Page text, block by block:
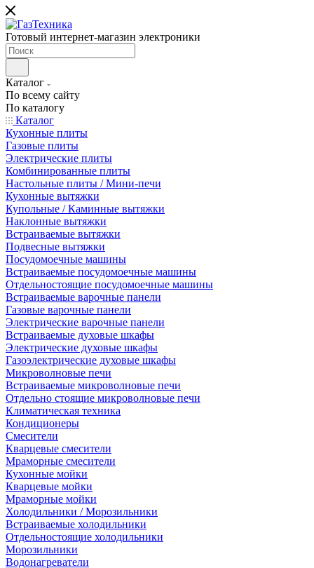
Готовый интернет-магазин электроники
Каталог
По всему сайту
По каталогу
Каталог
Кухонные плиты
Газовые плиты
Электрические плиты
Комбинированные плиты
Настольные плиты / Мини-печи
Кухонные вытяжки
Купольные / Каминные вытяжки
Наклонные вытяжки
Встраиваемые вытяжки
Подвесные вытяжки
Посудомоечные машины
Встраиваемые посудомоечные машины
Отдельностоящие посудомоечные машины
Встраиваемые варочные панели
Газовые варочные панели
Электрические варочные панели
Встраиваемые духовые шкафы
Электрические духовые шкафы
Газоэлектрические духовые шкафы
Микроволновые печи
Встраиваемые микроволновые печи
Отдельно стоящие микроволновые печи
Климатическая техника
Кондиционеры
Смесители
Кварцевые смесители
Мраморные смесители
Кухонные мойки
Кварцевые мойки
Мраморные мойки
Холодильники / Морозильники
Встраиваемые холодильники
Отдельностоящие холодильники
Морозильники
Водонагреватели